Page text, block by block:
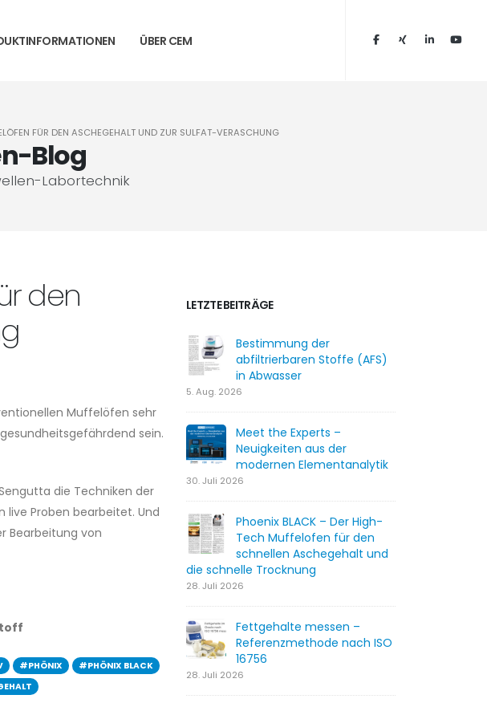
ÜBER CEM
Blog
Labortechnik
FÜR DEN ASCHEGEHALT UND ZUR SULFAT-VERASCHUNG
LETZTE BEITRÄGE
Bestimmung der
abfiltrierbaren Stoffe (AFS)
in Abwasser
5. Aug. 2026
Meet the Experts –
Neuigkeiten aus der
modernen Elementanalytik
30. Juli 2026
Phoenix BLACK – Der High-
Tech Muffelofen für den
schnellen Aschegehalt und
die schnelle Trocknung
28. Juli 2026
Fettgehalte messen –
Referenzmethode nach ISO
16756
28. Juli 2026
den
Muffelöfen sehr
sein.
die Techniken der
live Proben bearbeitet. Und
Bearbeitung von
#PHÖNIX
#PHÖNIX BLACK